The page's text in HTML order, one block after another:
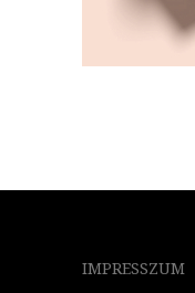
IMPRESSZUM